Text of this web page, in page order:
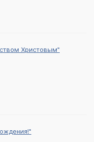
Христовым"